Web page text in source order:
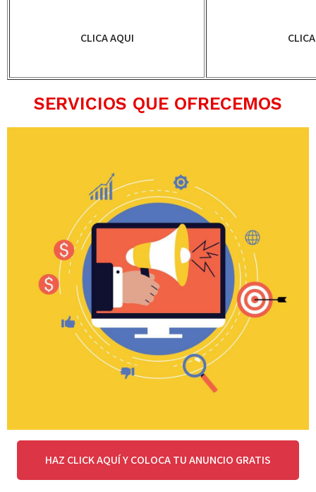
CLICA AQUI
SERVICIOS QUE OFRECEMOS
HAZ CLICK AQUÍ Y COLOCA TU ANUNCIO GRATIS